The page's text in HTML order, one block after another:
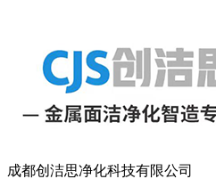
成都创洁思净化科技有限公司